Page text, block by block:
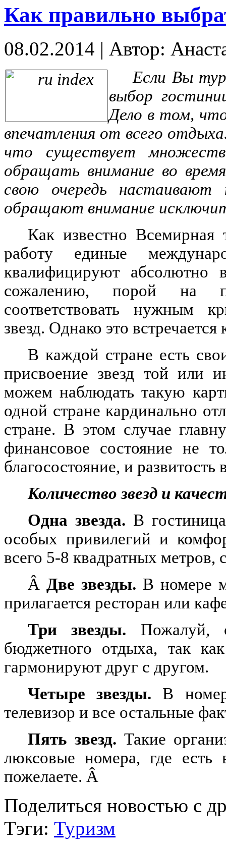
Как правильно
08.02.2014 | Автор:
Если Вы
выбор
Дело в том,
впечатления от всего
что существует
обращать внимание во
свою очередь
обращают внимание
Как известно Всемирная
работу единые
квалифицируют абсолютно
сожалению, порой на
соответствовать нужным
звезд. Однако это встречается
В каждой стране есть
присвоение звезд той или
можем наблюдать такую
одной стране кардинально
стране. В этом случае
финансовое состояние не
благосостояние, и развитость
Количество звезд и
Одна звезда. В
особых привилегий и
всего 5-8 квадратных метров,
ÂДве звезды. В номере
прилагается ресторан или
Три звезды. Пожалуй,
бюджетного отдыха, так
гармонируют друг с другом.
Четыре звезды. В
телевизор и все остальные
Пять звезд. Такие
люксовые номера, где
пожелаете. Â
Поделиться новостью с
Тэги: Туризм